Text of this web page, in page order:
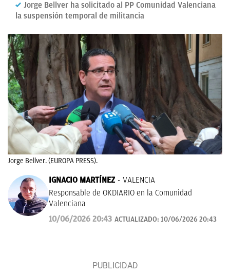
Jorge Bellver ha solicitado al PP Comunidad Valenciana
la suspensión temporal de militancia
Jorge Bellver. (EUROPA PRESS).
IGNACIO MARTÍNEZ
VALENCIA
Responsable de OKDIARIO en la Comunidad
Valenciana
10/06/2026 20:43 ACTUALIZADO: 10/06/2026 20:43